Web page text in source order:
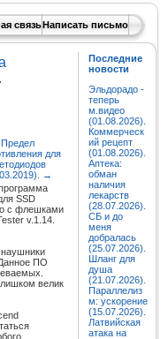
связьНаписать письмо
Предел
для
→
SSD
с флешками
v.1.14.
ПО
велик
Последние
новости
Эльдорадо -
теперь
м.видео
(01.08.2026).
Коммерческ
ий рецепт
(01.08.2026).
Аптека:
обман
наличия
лекарств
(28.07.2026).
СБ и до
меня
добралась
(25.07.2026).
Шланг для
душа
(21.07.2026).
Параллелиз
м: ускорение
(15.07.2026).
Латвийская
атака на